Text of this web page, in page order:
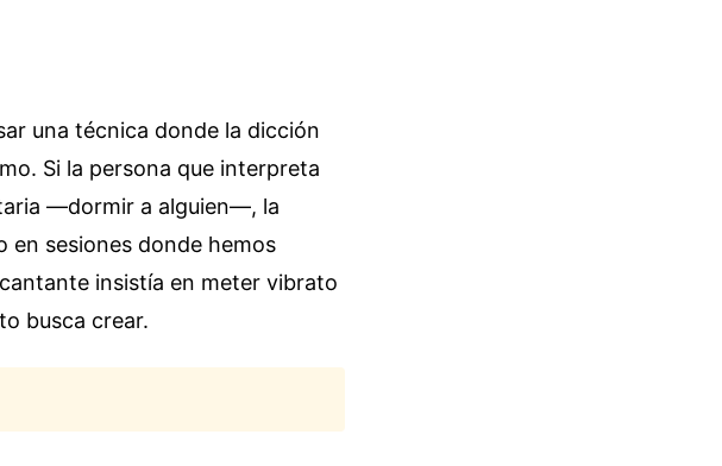
una técnica donde la dicción
Si la persona que interpreta
—dormir a alguien—, la
sesiones donde hemos
insistía en meter vibrato
busca crear.